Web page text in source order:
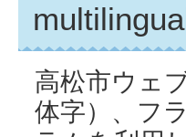
高松市ウェ
体字）、フ